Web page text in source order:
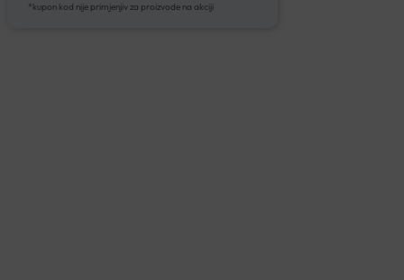
*kupon kod nije primjenjiv za proizvode na akciji